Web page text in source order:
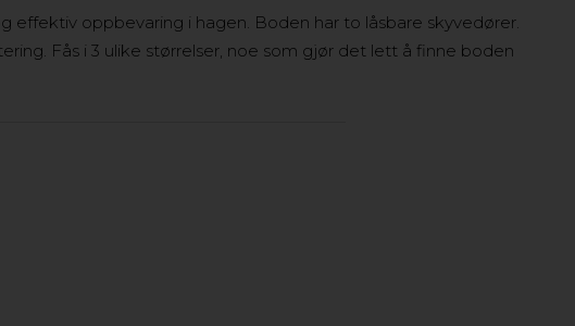
effektiv oppbevaring i hagen. Boden har to låsbare skyvedører.
Fås i 3 ulike størrelser, noe som gjør det lett å finne boden